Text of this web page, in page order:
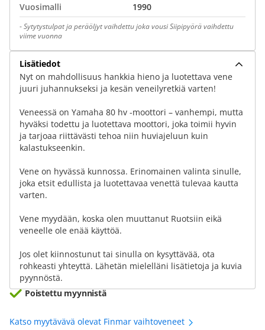
Vuosimalli
1990
-Sytytystulpat ja peräöljyt vaihdettu joka vousi Siipipyörä vaihdettu
viime vuonna
Lisätiedot
Nyt on mahdollisuus hankkia hieno ja luotettava vene
juuri juhannukseksi ja kesän veneilyretkiä varten!
Veneessä on Yamaha 80 hv -moottori – vanhempi, mutta
hyväksi todettu ja luotettava moottori, joka toimii hyvin
ja tarjoaa riittävästi tehoa niin huviajeluun kuin
kalastukseenkin.
Vene on hyvässä kunnossa. Erinomainen valinta sinulle,
joka etsit edullista ja luotettavaa venettä tulevaa kautta
varten.
Vene myydään, koska olen muuttanut Ruotsiin eikä
veneelle ole enää käyttöä.
Jos olet kiinnostunut tai sinulla on kysyttävää, ota
rohkeasti yhteyttä. Lähetän mielelläni lisätietoja ja kuvia
pyynnöstä.
Poistettu myynnistä
Katso myytävävä olevat Finmar vaihtoveneet